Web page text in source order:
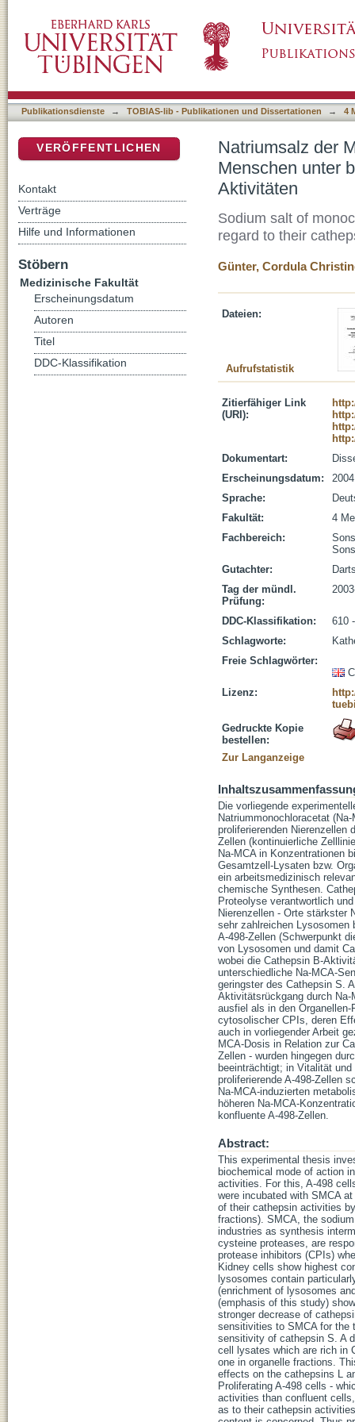
Berücksichtigung der Cathepsin-Aktivitäten
Publikationsdienste → TOBIAS-lib - Publikationen und Dissertationen → 4
Natriumsalz der
Menschen unter
Aktivitäten
Sodium salt of
regard to their
Günter, Cordula
Dateien:
Aufrufstatistik
Zitierfähiger Link
(URI):
Dokumentart:
Erscheinungsdatum:
2004
Sprache:
Fakultät:
4
Fachbereich:
Gutachter:
Tag der mündl.
Prüfung:
DDC-Klassifikation:
610
Schlagworte:
Freie Schlagwörter:
Lizenz:
Gedruckte Kopie
bestellen:
Zur Langanzeige
Die vorliegende
Natriummonochloracetat
proliferierenden Nierenzellen
Zellen (kontinuierliche
Na-MCA in Konzentrationen
Gesamtzell-Lysaten bzw.
ein arbeitsmedizinisch
chemische Synthesen.
Proteolyse verantwortlich
Nierenzellen - Orte stärkster
sehr zahlreichen Lysosomen
A-498-Zellen (Schwerpunkt
von Lysosomen und damit
wobei die Cathepsin B-
unterschiedliche Na-MCA-
geringster des Cathepsin S.
Aktivitätsrückgang durch Na-
ausfiel als in den
cytosolischer CPIs, deren
auch in vorliegender Arbeit
MCA-Dosis in Relation zur
Zellen - wurden hingegen
beeinträchtigt; in Vitalität
proliferierende A-498-Zellen
Na-MCA-induzierten
höheren Na-MCA-
konfluente A-498-Zellen.
Abstract:
This experimental thesis
biochemical mode of action
activities. For this, A-498
were incubated with SMCA
of their cathepsin activities
fractions). SMCA, the
industries as synthesis
cysteine proteases, are
protease inhibitors (CPIs)
Kidney cells show highest
lysosomes contain
(enrichment of lysosomes
(emphasis of this study)
stronger decrease of
sensitivities to SMCA for the
sensitivity of cathepsin S. A
cell lysates which are rich in
one in organelle fractions.
effects on the cathepsins L
Proliferating A-498 cells -
activities than confluent
as to their cathepsin
VERÖFFENTLICHEN
Kontakt
Verträge
Hilfe und Informationen
Stöbern
Medizinische Fakultät
Erscheinungsdatum
Autoren
Titel
DDC-Klassifikation